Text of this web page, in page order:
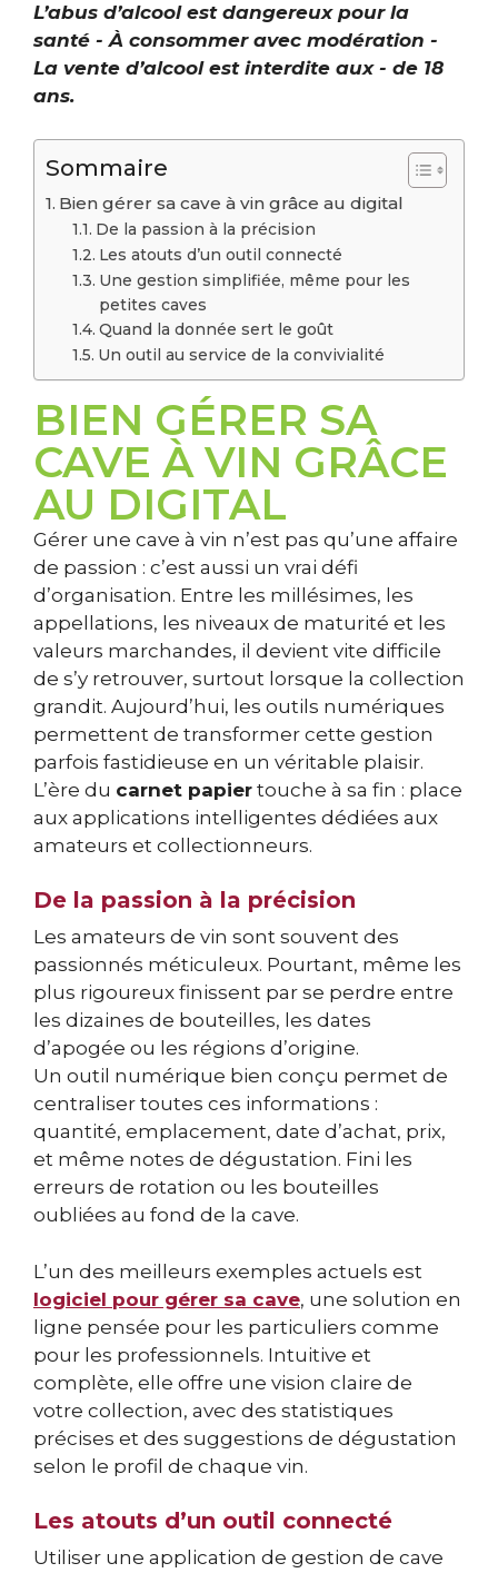
L’abus d’alcool est dangereux pour la
santé - À consommer avec modération -
La vente d’alcool est interdite aux - de 18
ans.
Sommaire
Bien gérer sa cave à vin grâce au digital
De la passion à la précision
Les atouts d’un outil connecté
Une gestion simplifiée, même pour les
petites caves
Quand la donnée sert le goût
Un outil au service de la convivialité
BIEN GÉRER SA
CAVE À VIN GRÂCE
AU DIGITAL
Gérer une cave à vin n’est pas qu’une affaire
de passion : c’est aussi un vrai défi
d’organisation. Entre les millésimes, les
appellations, les niveaux de maturité et les
valeurs marchandes, il devient vite difficile
de s’y retrouver, surtout lorsque la collection
grandit. Aujourd’hui, les outils numériques
permettent de transformer cette gestion
parfois fastidieuse en un véritable plaisir.
L’ère du carnet papier touche à sa fin : place
aux applications intelligentes dédiées aux
amateurs et collectionneurs.
De la passion à la précision
Les amateurs de vin sont souvent des
passionnés méticuleux. Pourtant, même les
plus rigoureux finissent par se perdre entre
les dizaines de bouteilles, les dates
d’apogée ou les régions d’origine.
Un outil numérique bien conçu permet de
centraliser toutes ces informations :
quantité, emplacement, date d’achat, prix,
et même notes de dégustation. Fini les
erreurs de rotation ou les bouteilles
oubliées au fond de la cave.
L’un des meilleurs exemples actuels est
logiciel pour gérer sa cave, une solution en
ligne pensée pour les particuliers comme
pour les professionnels. Intuitive et
complète, elle offre une vision claire de
votre collection, avec des statistiques
précises et des suggestions de dégustation
selon le profil de chaque vin.
Les atouts d’un outil connecté
Utiliser une application de gestion de cave